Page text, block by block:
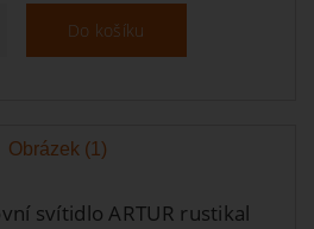
Do košíku
svítidlo ARTUR rustikal